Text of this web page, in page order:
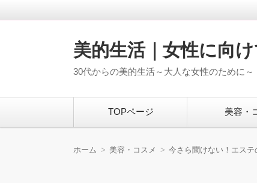
美的生活｜女性に向
30代からの美的生活～大人な女性のために～
TOPページ 美容・
ホーム 美容・コスメ 今さら聞けない！エス